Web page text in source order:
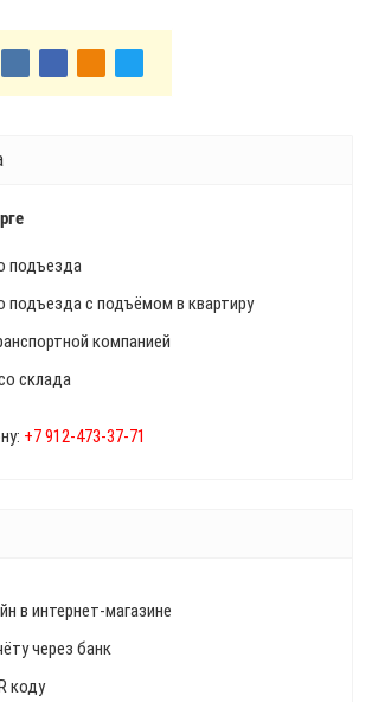
подъезда
подъезда с подъёмом в квартиру
компанией
склада
+7 912-473-37-71
в интернет-магазине
через банк
коду